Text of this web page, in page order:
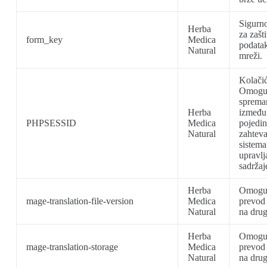
form_key
Herba
Medica
Natural
za
mreži.
PHPSESSID
Herba
Medica
Natural
između
mage-translation-file-version
Herba
Medica
Natural
prevod
na
mage-translation-storage
Herba
Medica
Natural
prevod
na